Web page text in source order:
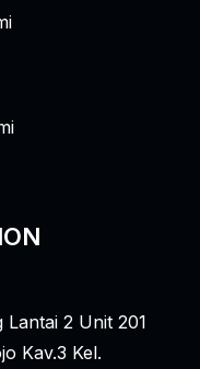
2 Unit 201
Kav.3 Kel.